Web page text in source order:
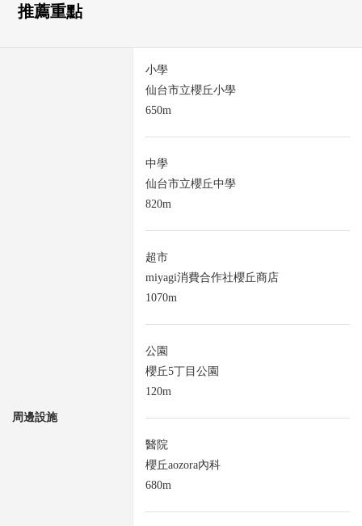
推薦重點
周邊設施
小學
仙台市立櫻丘小學
650m
中學
仙台市立櫻丘中學
820m
超市
miyagi消費合作社櫻丘商店
1070m
公園
櫻丘5丁目公園
120m
醫院
櫻丘aozora內科
680m